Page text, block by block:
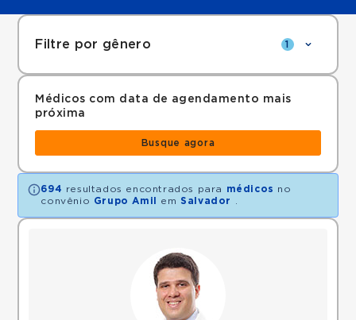
Filtre por gênero 1
Médicos com data de agendamento mais
próxima
Busque agora
694 resultados encontrados para médicos no
convênio Grupo Amil em Salvador